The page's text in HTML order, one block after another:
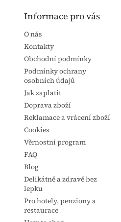
Informace pro vás
O nás
Kontakty
Obchodní podmínky
Podmínky ochrany
osobních údajů
Jak zaplatit
Doprava zboží
Reklamace a vrácení zboží
Cookies
Věrnostní program
FAQ
Blog
Delikátně a zdravě bez
lepku
Pro hotely, penziony a
restaurace